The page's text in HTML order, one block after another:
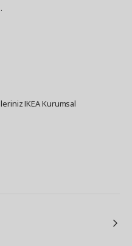
IKEA Kurumsal